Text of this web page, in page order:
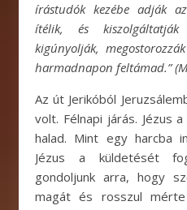
írástudók kezébe adják
ítélik, és
kigúnyolják,
harmadnapon feltámad.”
Az út Jerikóból
volt. Félnapi járás. Jézus
halad. Mint egy harcba
Jézus a küldetését
gondoljunk arra, hogy
magát és rosszul